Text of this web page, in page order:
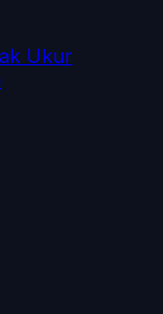
Ukur